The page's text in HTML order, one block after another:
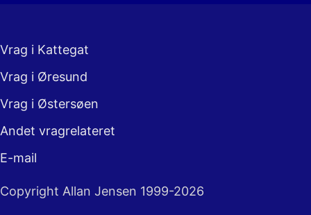
Copyright Allan Jensen 1999-2026
Vrag i Kattegat
Vrag i Øresund
Vrag i Østersøen
Andet vragrelateret
E-mail